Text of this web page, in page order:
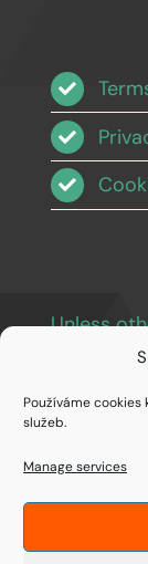
Používáme
služeb.
Manage services
Unless
and
©